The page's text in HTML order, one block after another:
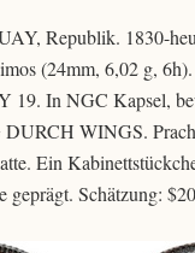
Republik. 1830-
(24mm, 6,02 g,
19. In NGC Kapsel,
WINGS.
Ein
geprägt. Schätzung: